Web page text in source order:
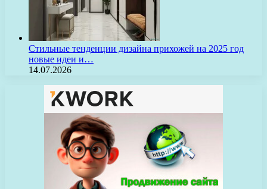
Стильные тенденции дизайна прихожей на 2025 год
новые идеи и…
14.07.2026